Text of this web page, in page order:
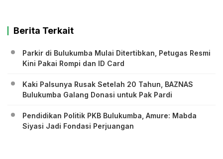
Berita Terkait
Parkir di Bulukumba Mulai Ditertibkan, Petugas Resmi
Kini Pakai Rompi dan ID Card
Kaki Palsunya Rusak Setelah 20 Tahun, BAZNAS
Bulukumba Galang Donasi untuk Pak Pardi
Pendidikan Politik PKB Bulukumba, Amure: Mabda
Siyasi Jadi Fondasi Perjuangan